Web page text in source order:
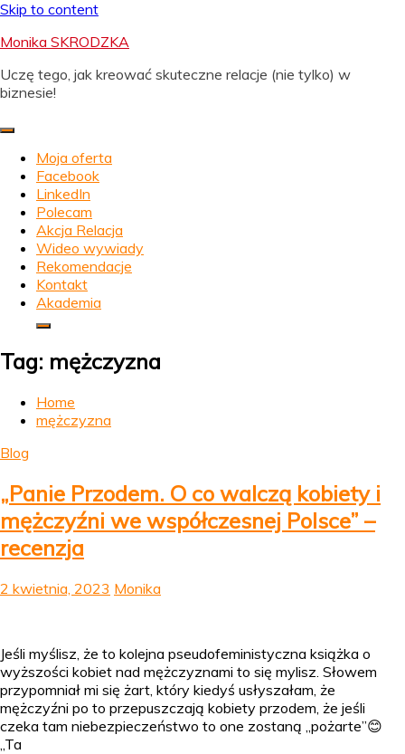
Skip to content
Monika SKRODZKA
Uczę tego, jak kreować skuteczne relacje (nie tylko) w
biznesie!
Moja oferta
Facebook
LinkedIn
Polecam
Akcja Relacja
Wideo wywiady
Rekomendacje
Kontakt
Akademia
Tag: mężczyzna
Home
mężczyzna
Blog
„Panie Przodem. O co walczą kobiety i
mężczyźni we współczesnej Polsce” –
recenzja
2 kwietnia, 2023 Monika
Jeśli myślisz, że to kolejna pseudofeministyczna książka o
wyższości kobiet nad mężczyznami to się mylisz. Słowem
przypomniał mi się żart, który kiedyś usłyszałam, że
mężczyźni po to przepuszczają kobiety przodem, że jeśli
czeka tam niebezpieczeństwo to one zostaną „pożarte”😊
„Ta